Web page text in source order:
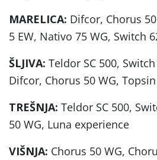
MARELICA: Difcor, Chorus
5 EW, Nativo 75 WG, Switch
ŠLJIVA: Teldor SC 500,
Difcor, Chorus 50 WG, Topsin
TREŠNJA: Teldor SC 500,
50 WG, Luna experience
VIŠNJA: Chorus 50 WG,